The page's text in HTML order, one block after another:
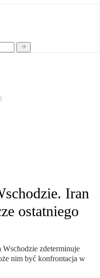
Iran
ostatniego
zdeterminuje
nim być konfrontacja w